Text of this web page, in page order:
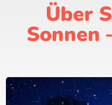
Über
Sonnen